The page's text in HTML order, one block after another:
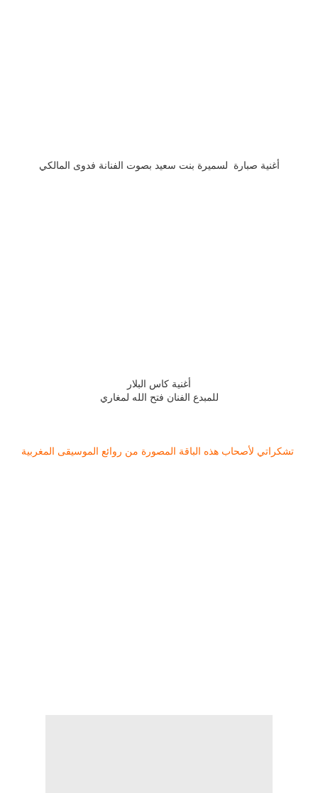
أغنية صبارة لسميرة بنت سعيد بصوت الفنانة فدوى المالكي
أغنية كاس البلار
للمبدع الفنان فتح الله لمغاري
تشكراتي لأصحاب هذه الباقة المصورة من روائع الموسيقى المغربية